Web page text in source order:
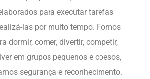
para executar tarefas
las por muito tempo. Fomos
dormir, comer, divertir, competir,
em grupos pequenos e coesos,
segurança e reconhecimento.